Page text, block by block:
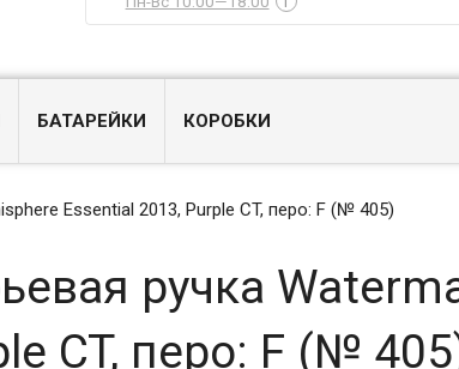
БАТАРЕЙКИ КОРОБКИ
Essential 2013, Purple CT, перо: F (№ 405)
ручка
CT, перо: F (№